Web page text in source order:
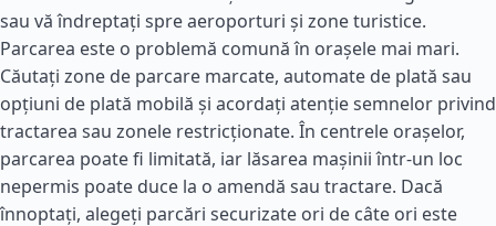
sau vă îndreptați spre aeroporturi și zone turistice.
Parcarea este o problemă comună în orașele mai mari.
Căutați zone de parcare marcate, automate de plată sau
opțiuni de plată mobilă și acordați atenție semnelor privind
tractarea sau zonele restricționate. În centrele orașelor,
parcarea poate fi limitată, iar lăsarea mașinii într-un loc
nepermis poate duce la o amendă sau tractare. Dacă
înnoptați, alegeți parcări securizate ori de câte ori este